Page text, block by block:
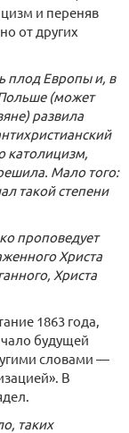
и переняв
от других
плод Европы и, в
(может
развила
католицизм,
Мало того:
такой степени
проповедует
Христа
Христа
1863 года,
будущей
словами —
В
таких